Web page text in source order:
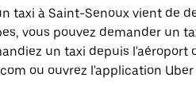
taxi à Saint-Senoux vient de
vous pouvez demander un
un taxi depuis
ou ouvrez l'application